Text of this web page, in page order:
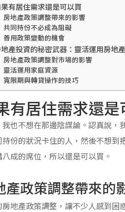
有居住需求還是可以買
房地產政策調整帶來的影響
共同持份不必成為阻礙
善用政策變動的機會
產投資的秘密武器：靈活運用房地
房地產政策調整對市場的影響
靈活運用家庭資源
寬限期與轉貸操作的技巧
有居住需求還是
我也不想在那邊陰謀論。認真說，
持份的狀況卡住的人，然後不想
成的席位，所以還是可以買。
產政策調整帶來的
房地產政策調整，讓不少人感到